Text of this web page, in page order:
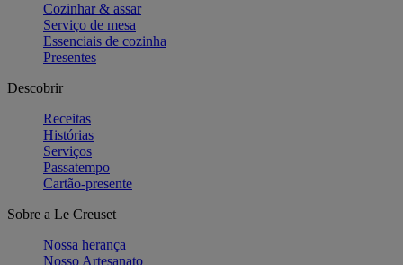
Cozinhar & assar
Serviço de mesa
Essenciais de cozinha
Presentes
Descobrir
Receitas
Histórias
Serviços
Passatempo
Cartão-presente
Sobre a Le Creuset
Nossa herança
Nosso Artesanato